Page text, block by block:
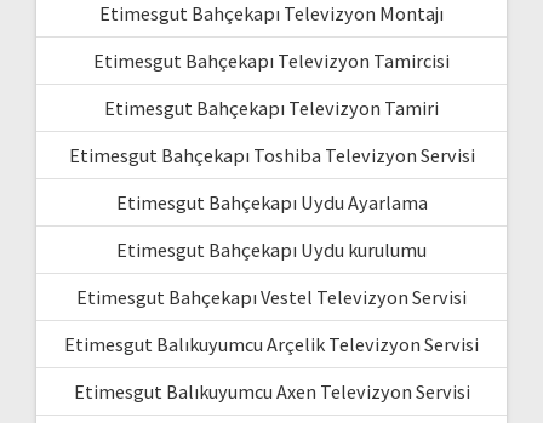
Etimesgut Bahçekapı Televizyon Montajı
Etimesgut Bahçekapı Televizyon Tamircisi
Etimesgut Bahçekapı Televizyon Tamiri
Etimesgut Bahçekapı Toshiba Televizyon Servisi
Etimesgut Bahçekapı Uydu Ayarlama
Etimesgut Bahçekapı Uydu kurulumu
Etimesgut Bahçekapı Vestel Televizyon Servisi
Etimesgut Balıkuyumcu Arçelik Televizyon Servisi
Etimesgut Balıkuyumcu Axen Televizyon Servisi